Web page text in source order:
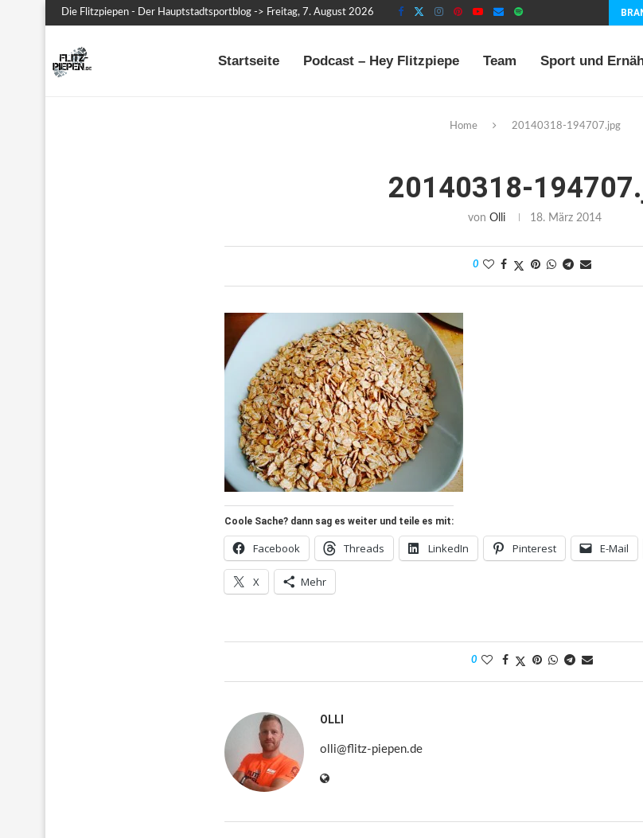
Die Flitzpiepen - Der Hauptstadtsportblog -> Freitag, 7. August 2026
Startseite Podcast – Hey Flitzpiepe Team Sport und
Home 20140318-194707.jpg
20140318-
von Olli 18. März 2014
0
Coole Sache? dann sag es weiter und teile es mit:
Facebook Threads LinkedIn Pinterest E-Mail
X Mehr
0
OLLI
olli@flitz-piepen.de